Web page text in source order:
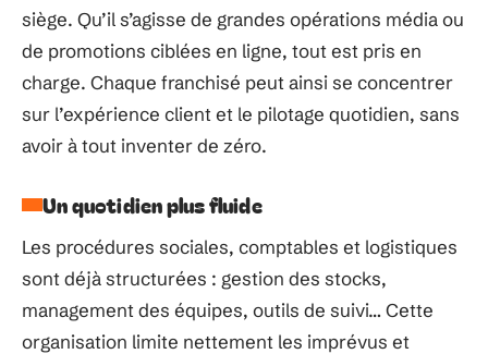
siège. Qu’il s’agisse de grandes opérations média ou
de promotions ciblées en ligne, tout est pris en
charge. Chaque franchisé peut ainsi se concentrer
sur l’expérience client et le pilotage quotidien, sans
avoir à tout inventer de zéro.
Un quotidien plus fluide
Les procédures sociales, comptables et logistiques
sont déjà structurées : gestion des stocks,
management des équipes, outils de suivi… Cette
organisation limite nettement les imprévus et